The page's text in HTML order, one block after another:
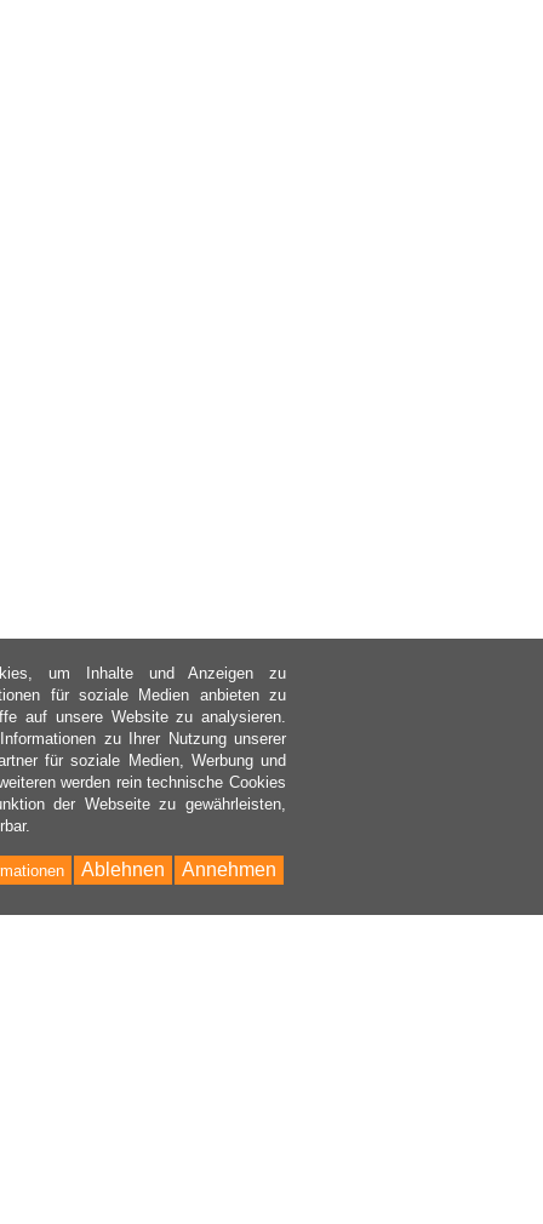
um Inhalte und Anzeigen zu
für soziale Medien anbieten zu
auf unsere Website zu analysieren.
zu Ihrer Nutzung unserer
für soziale Medien, Werbung und
werden rein technische Cookies
der Webseite zu gewährleisten,
Annehmen
Ablehnen